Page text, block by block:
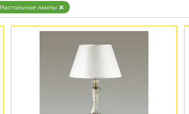
Настольные лампы